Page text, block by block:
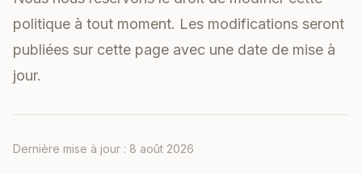
politique à tout moment. Les modifications seront
publiées sur cette page avec une date de mise à
jour.
Dernière mise à jour : 8 août 2026